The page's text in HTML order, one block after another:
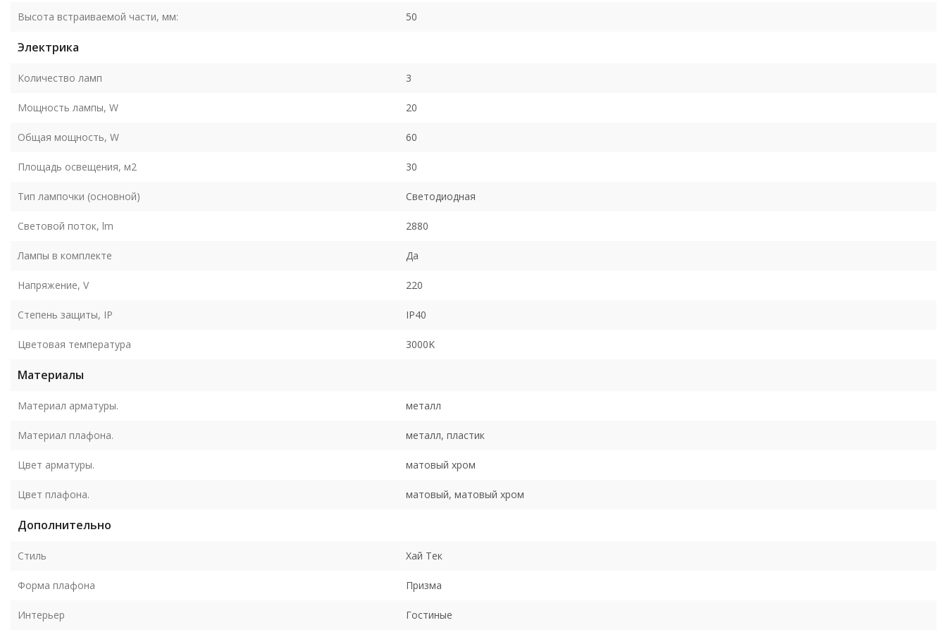
Высота встраиваемой части, мм: 50
Электрика
Количество ламп 3
Мощность лампы, W 20
Общая мощность, W 60
Площадь освещения, м2 30
Тип лампочки (основной) Светодиодная
Световой поток, lm 2880
Лампы в комплекте Да
Напряжение, V 220
Степень защиты, IP IP40
Цветовая температура 3000K
Материалы
Материал арматуры. металл
Материал плафона. металл, пластик
Цвет арматуры. матовый хром
Цвет плафона. матовый, матовый хром
Дополнительно
Стиль Хай Тек
Форма плафона Призма
Интерьер Гостиные